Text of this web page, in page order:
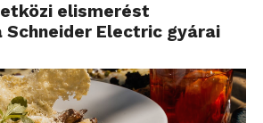
elismerést
Schneider Electric gyárai